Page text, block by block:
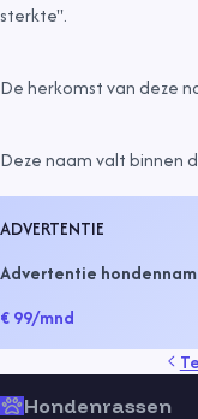
sterkte".
De herkomst van deze
Deze naam valt binnen
ADVERTENTIE
Advertentie
€ 99/mnd
Hondenrassen